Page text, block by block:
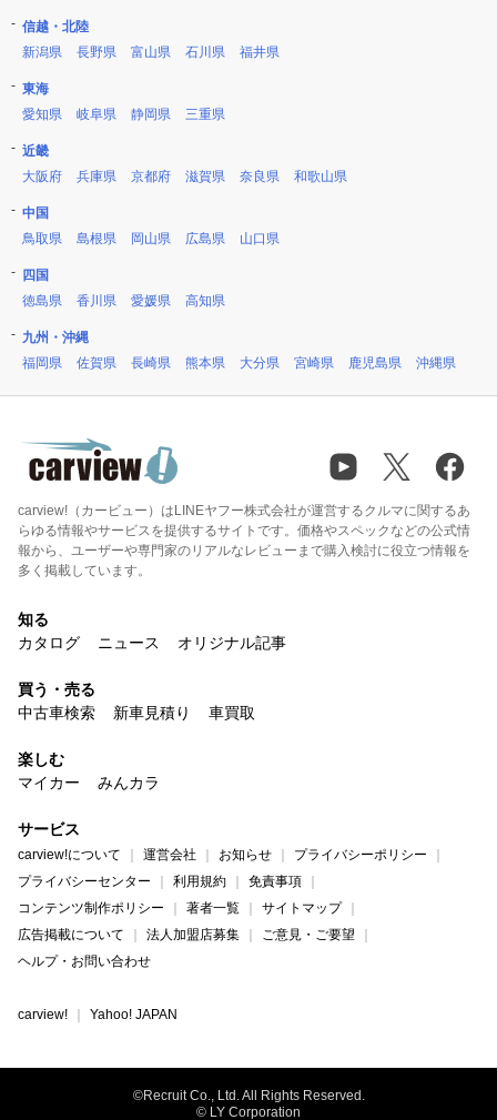
信越・北陸
新潟県
長野県 富山県 石川県 福井県
東海
愛知県
岐阜県 静岡県 三重県
近畿
大阪府
兵庫県 京都府 滋賀県 奈良県 和歌山県
中国
鳥取県
島根県 岡山県 広島県 山口県
四国
徳島県
香川県 愛媛県 高知県
九州・沖縄
福岡県
佐賀県 長崎県 熊本県 大分県 宮崎県 鹿児島県 沖縄県
carview!（カービュー）はLINEヤフー株式会社が運営するクルマに関するあ
らゆる情報やサービスを提供するサイトです。価格やスペックなどの公式情
報から、ユーザーや専門家のリアルなレビューまで購入検討に役立つ情報を
多く掲載しています。
知る
カタログ
ニュース オリジナル記事
買う・売る
中古車検索
新車見積り 車買取
楽しむ
マイカー
みんカラ
サービス
carview!について 運営会社 お知らせ
プライバシーポリシー
プライバシーセンター
利用規約
免責事項
コンテンツ制作ポリシー
著者一覧
サイトマップ
広告掲載について
法人加盟店募集
ご意見・ご要望
ヘルプ・お問い合わせ
carview! Yahoo! JAPAN
©Recruit Co., Ltd. All Rights Reserved.
© LY Corporation